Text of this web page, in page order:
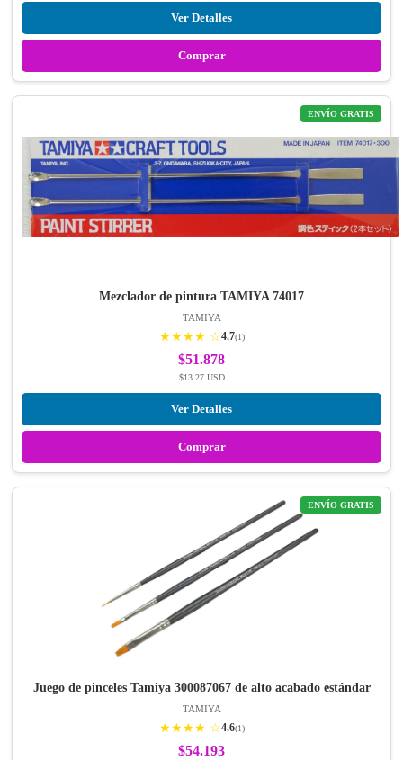
Ver Detalles
Comprar
ENVÍO GRATIS
Mezclador de pintura TAMIYA 74017
TAMIYA
★★★★ ☆4.7(1)
$51.878
$13.27 USD
Ver Detalles
Comprar
ENVÍO GRATIS
Juego de pinceles Tamiya 300087067 de alto acabado estándar
TAMIYA
★★★★ ☆4.6(1)
$54.193